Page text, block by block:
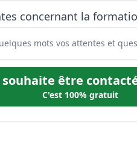
concernant la
souhaite être
C'est 100% gratuit